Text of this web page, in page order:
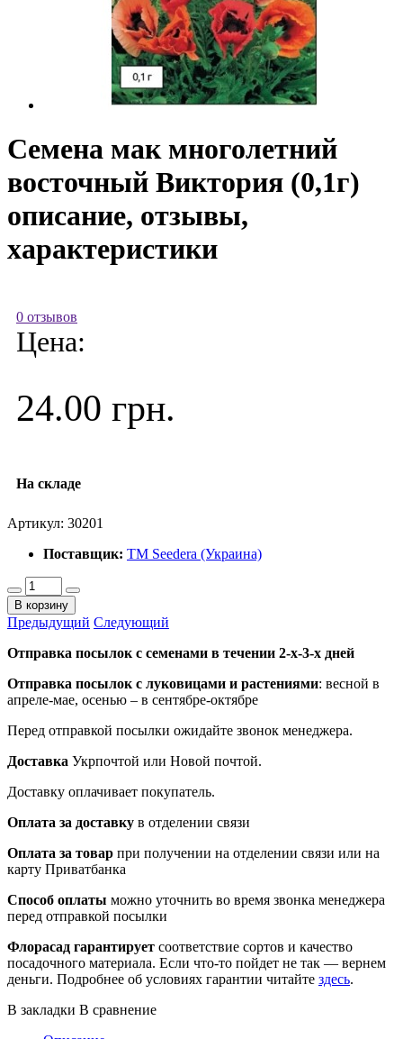
Семена мак многолетний
восточный Виктория (0,1г)
описание, отзывы,
характеристики
0 отзывов
Цена:
24.00 грн.
На складе
Артикул: 30201
Поставщик: ТМ Seedera (Украина)
В корзину
Предыдущий Следующий
Отправка посылок с семенами в течении 2-х-3-х дней
Отправка посылок с луковицами и растениями: весной в
апреле-мае, осенью – в сентябре-октябре
Перед отправкой посылки ожидайте звонок менеджера.
Доставка Укрпочтой или Новой почтой.
Доставку оплачивает покупатель.
Оплата за доставку в отделении связи
Оплата за товар при получении на отделении связи или на
карту Приватбанка
Способ оплаты можно уточнить во время звонка менеджера
перед отправкой посылки
Флорасад гарантирует соответствие сортов и качество
посадочного материала. Если что-то пойдет не так — вернем
деньги. Подробнее об условиях гарантии читайте здесь.
В закладки В сравнение